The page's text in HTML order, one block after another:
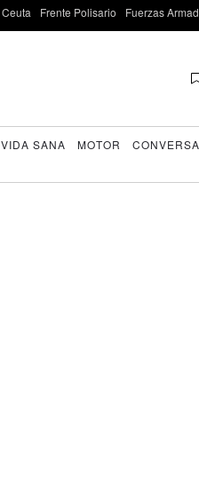
Ceuta Frente Polisario Fuerzas
VIDA SANA MOTOR